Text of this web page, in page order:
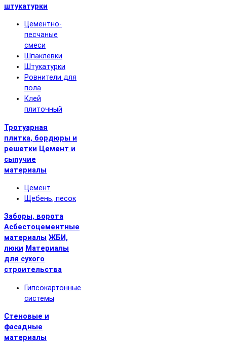
штукатурки
Цементно-
песчаные
смеси
Шпаклевки
Штукатурки
Ровнители для
пола
Клей
плиточный
Тротуарная
плитка, бордюры и
решетки Цемент и
сыпучие
материалы
Цемент
Щебень, песок
Заборы, ворота
Асбестоцементные
материалы ЖБИ,
люки Материалы
для сухого
строительства
Гипсокартонные
системы
Стеновые и
фасадные
материалы